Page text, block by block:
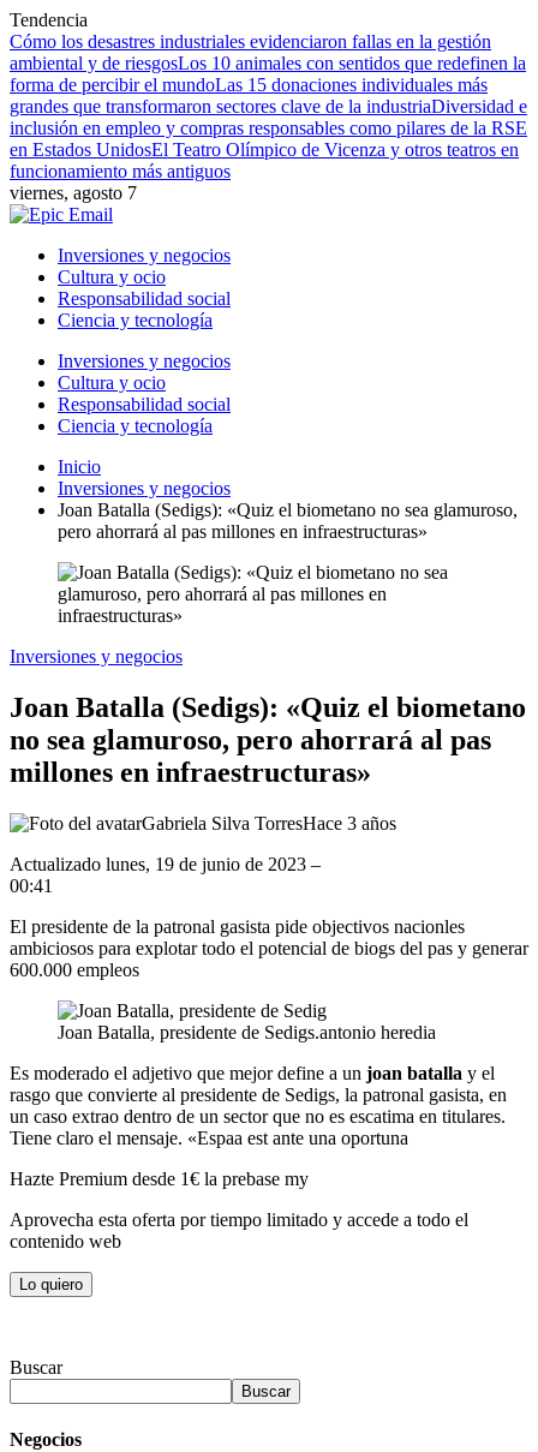
Tendencia
Cómo los desastres industriales evidenciaron fallas en la gestión
ambiental y de riesgosLos 10 animales con sentidos que redefinen la
forma de percibir el mundoLas 15 donaciones individuales más
grandes que transformaron sectores clave de la industriaDiversidad e
inclusión en empleo y compras responsables como pilares de la RSE
en Estados UnidosEl Teatro Olímpico de Vicenza y otros teatros en
funcionamiento más antiguos
viernes, agosto 7
Inversiones y negocios
Cultura y ocio
Responsabilidad social
Ciencia y tecnología
Inversiones y negocios
Cultura y ocio
Responsabilidad social
Ciencia y tecnología
Inicio
Inversiones y negocios
Joan Batalla (Sedigs): «Quiz el biometano no sea glamuroso,
pero ahorrará al pas millones en infraestructuras»
Inversiones y negocios
Joan Batalla (Sedigs): «Quiz el biometano
no sea glamuroso, pero ahorrará al pas
millones en infraestructuras»
Gabriela Silva TorresHace 3 años
Actualizado lunes, 19 de junio de 2023 –
00:41
El presidente de la patronal gasista pide objectivos nacionles
ambiciosos para explotar todo el potencial de biogs del pas y generar
600.000 empleos
Joan Batalla, presidente de Sedigs.antonio heredia
Es moderado el adjetivo que mejor define a un joan batalla y el
rasgo que convierte al presidente de Sedigs, la patronal gasista, en
un caso extrao dentro de un sector que no es escatima en titulares.
Tiene claro el mensaje. «Espaa est ante una oportuna
Hazte Premium desde 1€ la prebase my
Aprovecha esta oferta por tiempo limitado y accede a todo el
contenido web
Lo quiero
Buscar
Buscar
Negocios